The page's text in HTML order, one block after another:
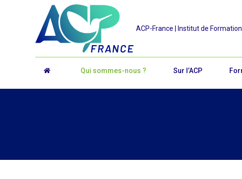
ACP-France | Institut de
Qui sommes-nous ? Sur l’ACP